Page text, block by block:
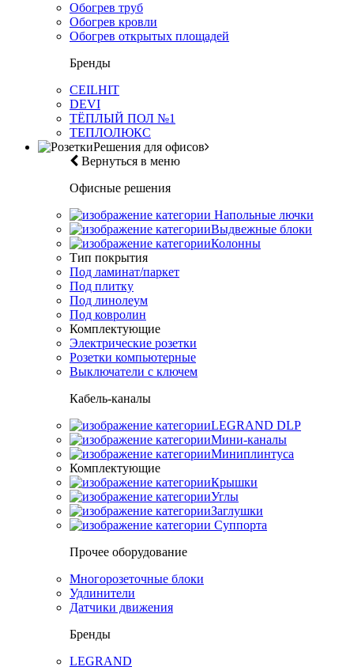
Обогрев труб
Обогрев кровли
Обогрев открытых площадей
Бренды
CEILHIT
DEVI
ТЁПЛЫЙ ПОЛ №1
ТЕПЛОЛЮКС
Решения для офисов
Вернуться в меню
Офисные решения
Напольные лючки
Выдвежные блоки
Колонны
Тип покрытия
Под ламинат/паркет
Под плитку
Под линолеум
Под ковролин
Комплектующие
Электрические розетки
Розетки компьютерные
Выключатели с ключем
Кабель-каналы
LEGRAND DLP
Мини-каналы
Миниплинтуса
Комплектующие
Крышки
Углы
Заглушки
Суппорта
Прочее оборудование
Многорозеточные блоки
Удлинители
Датчики движения
Бренды
LEGRAND